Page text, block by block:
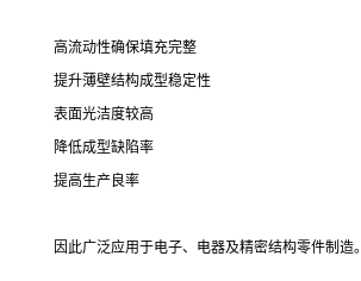
高流动性确保填充完整
提升薄壁结构成型稳定性
表面光洁度较高
降低成型缺陷率
提高生产良率
因此广泛应用于电子、电器及精密结构零件制造。